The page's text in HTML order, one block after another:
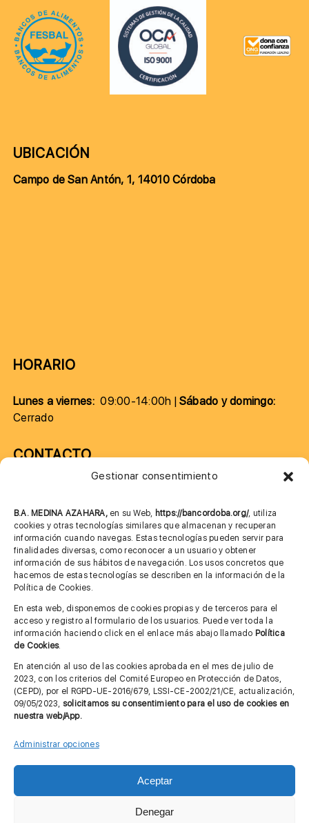
Gestionar consentimiento
B.A. MEDINA AZAHARA, en su Web, https://bancordoba.org/, utiliza
cookies y otras tecnologías similares que almacenan y recuperan
información cuando navegas. Estas tecnologías pueden servir para
finalidades diversas, como reconocer a un usuario y obtener
información de sus hábitos de navegación. Los usos concretos que
hacemos de estas tecnologías se describen en la información de la
Política de Cookies.
En esta web, disponemos de cookies propias y de terceros para el
acceso y registro al formulario de los usuarios. Puede ver toda la
información haciendo click en el enlace más abajo llamado Política
de Cookies.
En atención al uso de las cookies aprobada en el mes de julio de
2023, con los criterios del Comité Europeo en Protección de Datos,
(CEPD), por el RGPD-UE-2016/679, LSSI-CE-2002/21/CE, actualización,
09/05/2023, solicitamos su consentimiento para el uso de cookies en
nuestra web/App.
Administrar opciones
Aceptar
Denegar
UBICACIÓN
Campo de San Antón, 1, 14010 Córdoba
HORARIO
Lunes a viernes:09:00-14:00h |Sábado y domingo:
Cerrado
CONTACTO
685 901 226
MÁS INFORMACIÓN
Aviso legal
Política de privacidad
Cita previa FAGA
© Copyright 2012 - 2026 |Diseño web: Taller Empresarial 2.0